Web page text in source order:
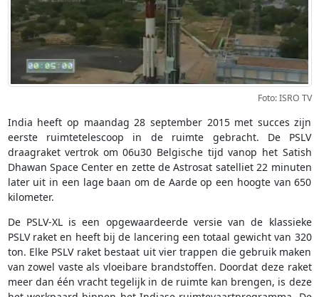
Foto: ISRO TV
India heeft op maandag 28 september 2015 met succes zijn
eerste ruimtetelescoop in de ruimte gebracht. De PSLV
draagraket vertrok om 06u30 Belgische tijd vanop het Satish
Dhawan Space Center en zette de Astrosat satelliet 22 minuten
later uit in een lage baan om de Aarde op een hoogte van 650
kilometer.
De PSLV-XL is een opgewaardeerde versie van de klassieke
PSLV raket en heeft bij de lancering een totaal gewicht van 320
ton. Elke PSLV raket bestaat uit vier trappen die gebruik maken
van zowel vaste als vloeibare brandstoffen. Doordat deze raket
meer dan één vracht tegelijk in de ruimte kan brengen, is deze